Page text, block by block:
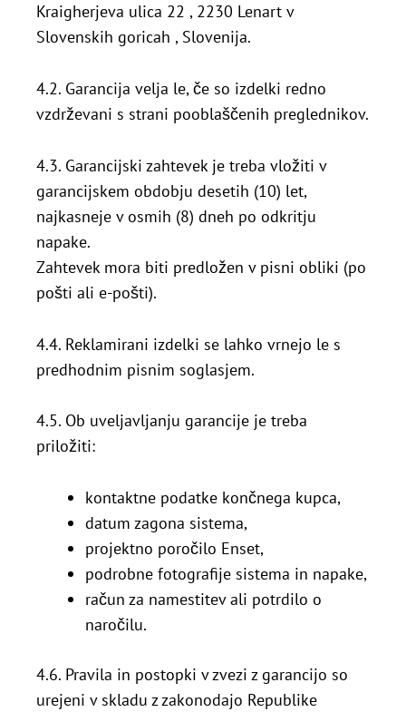
Kraigherjeva ulica 22 , 2230 Lenart v
Slovenskih goricah , Slovenija.
4.2. Garancija velja le, če so izdelki redno
vzdrževani s strani pooblaščenih preglednikov.
4.3. Garancijski zahtevek je treba vložiti v
garancijskem obdobju desetih (10) let,
najkasneje v osmih (8) dneh po odkritju
napake.
Zahtevek mora biti predložen v pisni obliki (po
pošti ali e-pošti).
4.4. Reklamirani izdelki se lahko vrnejo le s
predhodnim pisnim soglasjem.
4.5. Ob uveljavljanju garancije je treba
priložiti:
kontaktne podatke končnega kupca,
datum zagona sistema,
projektno poročilo Enset,
podrobne fotografije sistema in napake,
račun za namestitev ali potrdilo o
naročilu.
4.6. Pravila in postopki v zvezi z garancijo so
urejeni v skladu z zakonodajo Republike